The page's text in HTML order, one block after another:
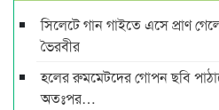
সিলেটে গান গাইতে এসে প্রাণ
ভৈরবীর
হলের রুমমেটদের গোপন ছবি
অতঃপর…